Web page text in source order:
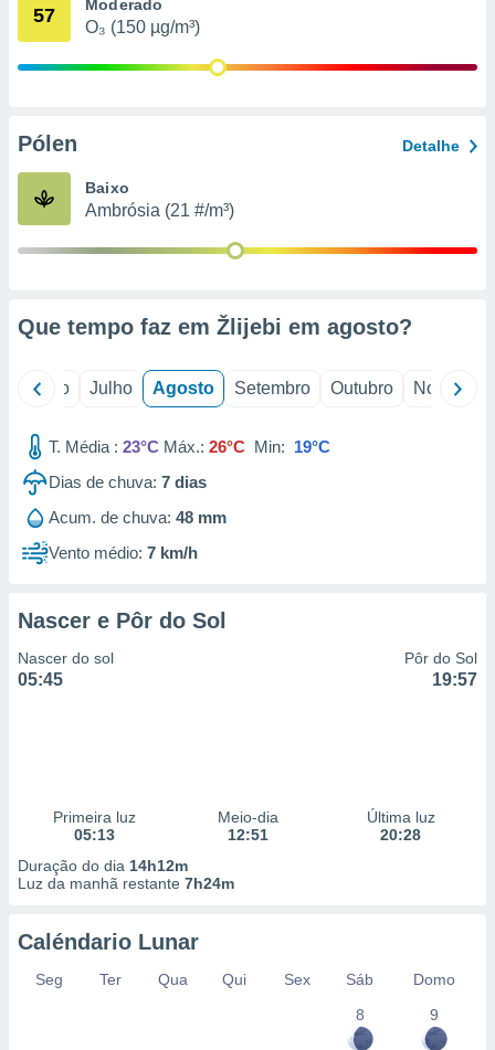
estudos
1199
57 Moderado
O₃ (150 µg/m³)
Pólen Detalhe
Baixo
Ambrósia (21 #/m³)
Que tempo faz em Žlijebi em agosto?
Junho Julho Agosto Setembro Outubro Novembro
T. Média : 23°C Máx.: 26°C Min: 19°C
Dias de chuva: 7 dias
Acum. de chuva: 48 mm
Vento médio: 7 km/h
Nascer e Pôr do Sol
Nascer do sol
05:45
Pôr do Sol
19:57
Primeira luz
05:13
Meio-dia
12:51
Última luz
20:28
Duração do dia 14h12m
Luz da manhã restante 7h24m
Caléndario Lunar
Seg Ter Qua Qui Sex Sáb
Domo
8
9